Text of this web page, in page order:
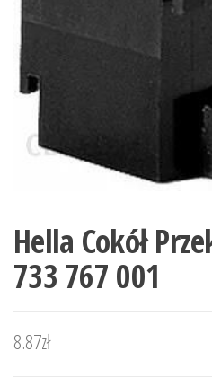
Hella Cokół
733 767 001
8.87zł